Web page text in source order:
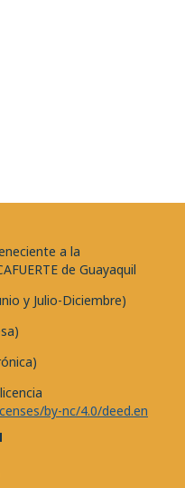
a la
de Guayaquil
y Julio-Diciembre)
by-nc/4.0/deed.en